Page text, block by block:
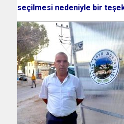
seçilmesi nedeniyle bir